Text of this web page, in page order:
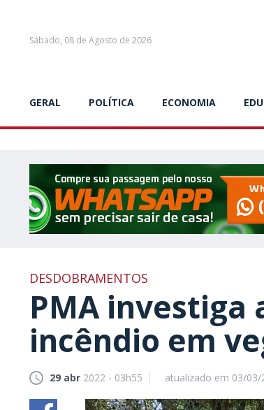
Sábado, 08 de Agosto de 2026
GERAL POLÍTICA ECONOMIA
DESDOBRAMENTOS
PMA investiga
incêndio em
29 abr 2022 - 03h55 atualizado em 03/03/